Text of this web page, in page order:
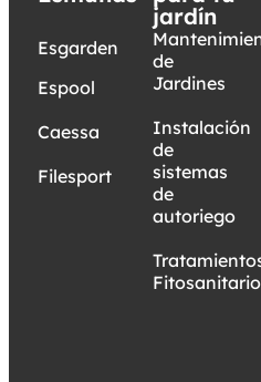
Esgarden
Espool
Caessa
Filesport
jardín
de
Jardines
Instalación
de
sistemas
de
autoriego